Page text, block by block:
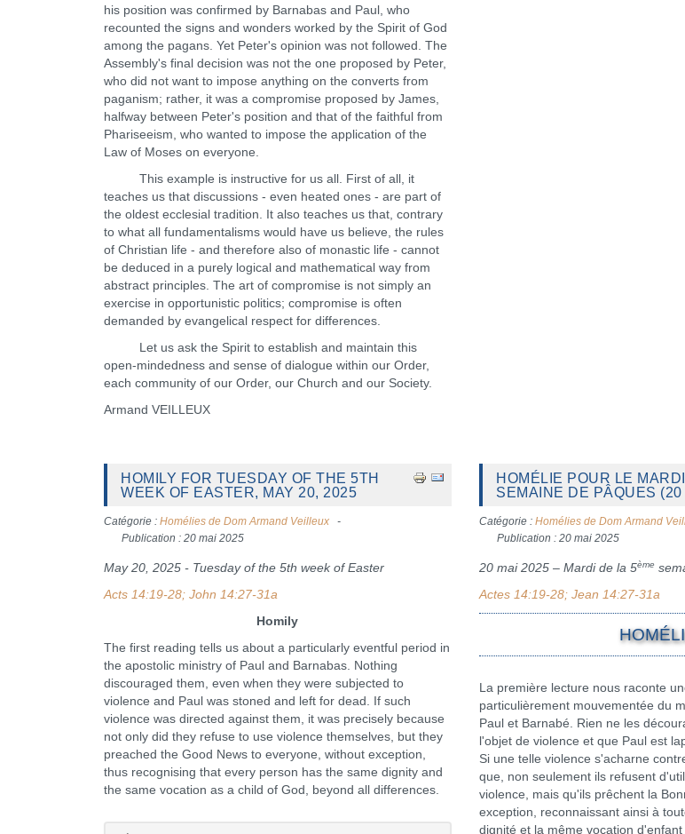
his position was confirmed by Barnabas and Paul, who
recounted the signs and wonders worked by the Spirit of God
among the pagans. Yet Peter's opinion was not followed. The
Assembly's final decision was not the one proposed by Peter,
who did not want to impose anything on the converts from
paganism; rather, it was a compromise proposed by James,
halfway between Peter's position and that of the faithful from
Phariseeism, who wanted to impose the application of the
Law of Moses on everyone.
This example is instructive for us all. First of all, it
teaches us that discussions - even heated ones - are part of
the oldest ecclesial tradition. It also teaches us that, contrary
to what all fundamentalisms would have us believe, the rules
of Christian life - and therefore also of monastic life - cannot
be deduced in a purely logical and mathematical way from
abstract principles. The art of compromise is not simply an
exercise in opportunistic politics; compromise is often
demanded by evangelical respect for differences.
Let us ask the Spirit to establish and maintain this
open-mindedness and sense of dialogue within our Order,
each community of our Order, our Church and our Society.
Armand VEILLEUX
HOMILY FOR TUESDAY OF THE 5TH
WEEK OF EASTER, MAY 20, 2025
Catégorie : Homélies de Dom Armand Veilleux
Publication : 20 mai 2025
May 20, 2025 - Tuesday of the 5th week of Easter
Acts 14:19-28; John 14:27-31a
Homily
The first reading tells us about a particularly eventful period in
the apostolic ministry of Paul and Barnabas. Nothing
discouraged them, even when they were subjected to
violence and Paul was stoned and left for dead. If such
violence was directed against them, it was precisely because
not only did they refuse to use violence themselves, but they
preached the Good News to everyone, without exception,
thus recognising that every person has the same dignity and
the same vocation as a child of God, beyond all differences.
HOMÉLIE POUR LE
SEMAINE DE PÂQUES
Catégorie :Homélies de Dom Armand
Publication : 20 mai 2025
20 mai 2025 – Mardi de la 5ème
Actes 14:19-28; Jean 14:27-31a
La première lecture nous raconte
particulièrement mouvementée du
Paul et Barnabé. Rien ne les
l'objet de violence et que Paul est
Si une telle violence s'acharne
que, non seulement ils refusent
violence, mais qu'ils prêchent la
exception, reconnaissant ainsi à
dignité et la même vocation